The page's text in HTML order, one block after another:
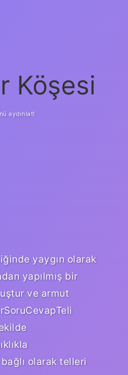
Köşesi
aydınlat!
yaygın olarak
yapılmış bir
ve armut
bağlı olarak telleri